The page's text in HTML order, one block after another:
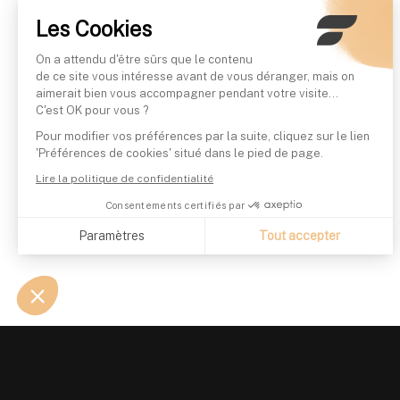
Les Cookies
On a attendu d'être sûrs que le contenu
de ce site vous intéresse avant de vous déranger, mais on
aimerait bien vous accompagner pendant votre visite...
C'est OK pour vous ?
Pour modifier vos préférences par la suite, cliquez sur le lien
'Préférences de cookies' situé dans le pied de page.
Lire la politique de confidentialité
Consentements certifiés par
Paramètres Tout accepter
Notre plateforme vous permet d'adapter et de gérer vos